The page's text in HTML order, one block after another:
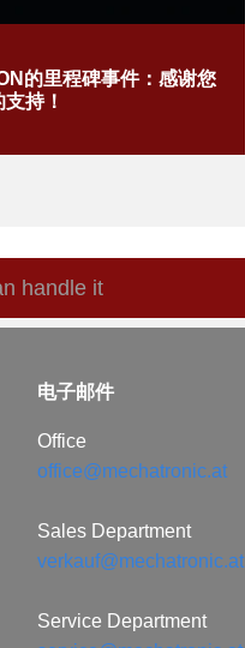
的里程碑事件：感谢您
支持！
handle it
​电子邮件
Office
office@mechatronic.at
Sales Department
verkauf@mechatronic.at
Service Department